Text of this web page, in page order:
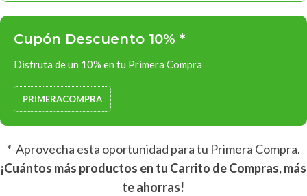
Cupón Descuento 10% *
Disfruta de un 10% en tu Primera Compra
PRIMERACOMPRA
* Aprovecha esta oportunidad para tu Primera Compra.
¡Cuántos más productos en tu Carrito de Compras, más
te ahorras!